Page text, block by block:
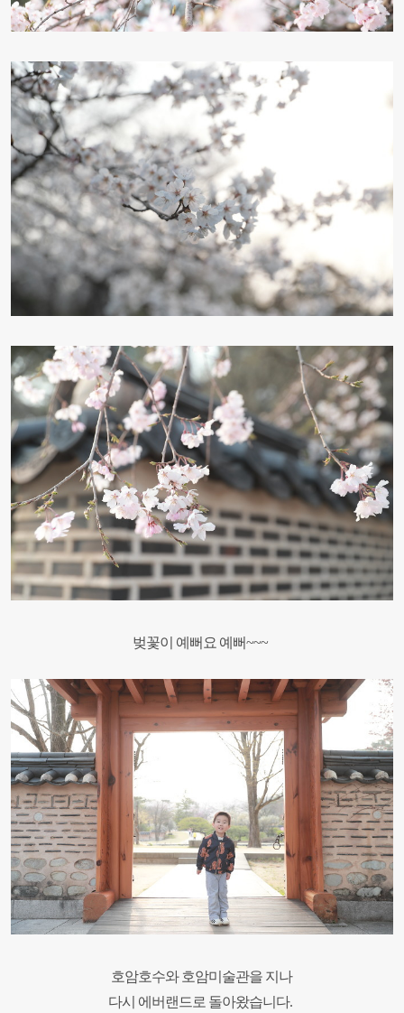
벚꽃이 예뻐요 예뻐~~~
호암호수와 호암미술관을 지나
다시 에버랜드로 돌아왔습니다.